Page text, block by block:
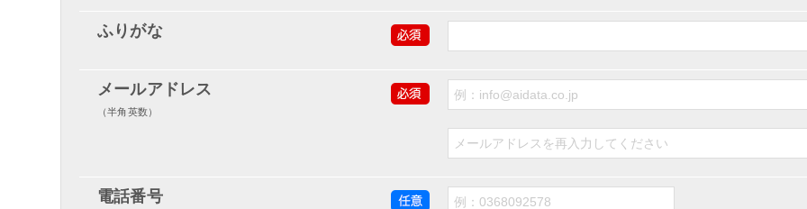
ふりがな
メールアドレス
（半角英数）
電話番号